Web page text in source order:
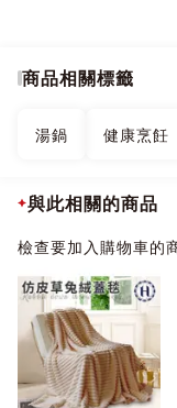
商品相關標籤
湯鍋 健康烹飪
與此相關的商品
檢查要加入購物車的